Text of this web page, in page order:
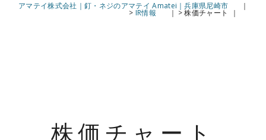
アマテイ株式会社｜釘・ネジのアマテイ Amatei｜兵庫県尼崎市
> IR情報 >株価チャート
株価チャート